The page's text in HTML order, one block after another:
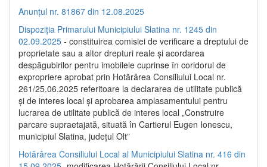
Anunțul nr. 81867 din 12.08.2025
Dispoziția Primarului Municipiului Slatina nr. 1245 din
02.09.2025 - constituirea comisiei de verificare a dreptului de
proprietate sau a altor drepturi reale și acordarea
despăgubirilor pentru imobilele cuprinse în coridorul de
expropriere aprobat prin Hotărârea Consiliului Local nr.
261/25.06.2025 referitoare la declararea de utilitate publică
și de interes local și aprobarea amplasamentului pentru
lucrarea de utilitate publică de interes local „Construire
parcare supraetajată, situată în Cartierul Eugen Ionescu,
municipiul Slatina, județul Olt”
Hotărârea Consiliului Local al Municipiului Slatina nr. 416 din